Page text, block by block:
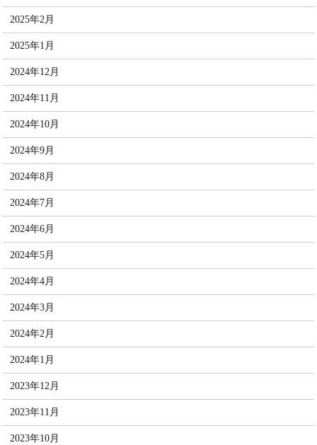
2025年2月
2025年1月
2024年12月
2024年11月
2024年10月
2024年9月
2024年8月
2024年7月
2024年6月
2024年5月
2024年4月
2024年3月
2024年2月
2024年1月
2023年12月
2023年11月
2023年10月